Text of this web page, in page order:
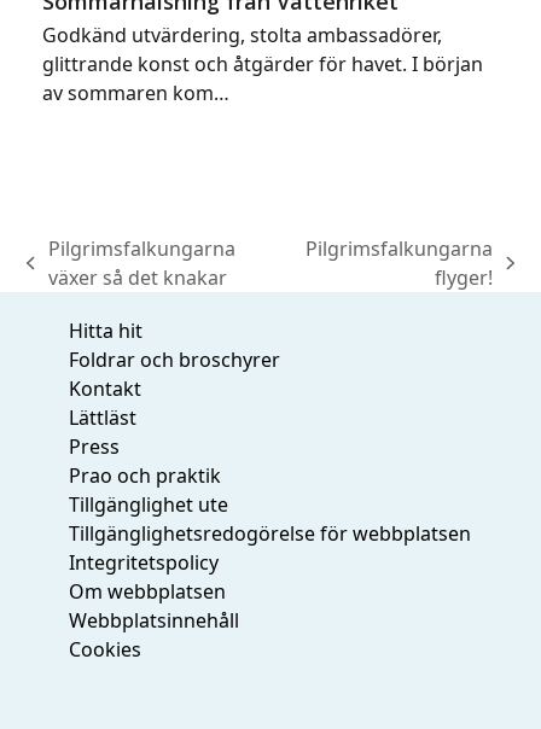
Godkänd utvärdering, stolta ambassadörer,
glittrande konst och åtgärder för havet. I början
av sommaren kom…
previous
Pilgrimsfalkungarna
växer så det knakar
Pilgrimsfalkungarna
flyger!
Hitta hit
Foldrar och broschyrer
Kontakt
Lättläst
Press
Prao och praktik
Tillgänglighet ute
Tillgänglighetsredogörelse för webbplatsen
Integritetspolicy
Om webbplatsen
Webbplatsinnehåll
Cookies